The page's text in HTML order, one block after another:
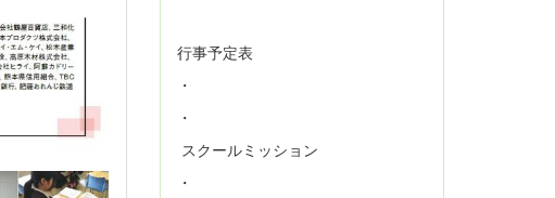
行事予定表
・
・
スクールミッション
・